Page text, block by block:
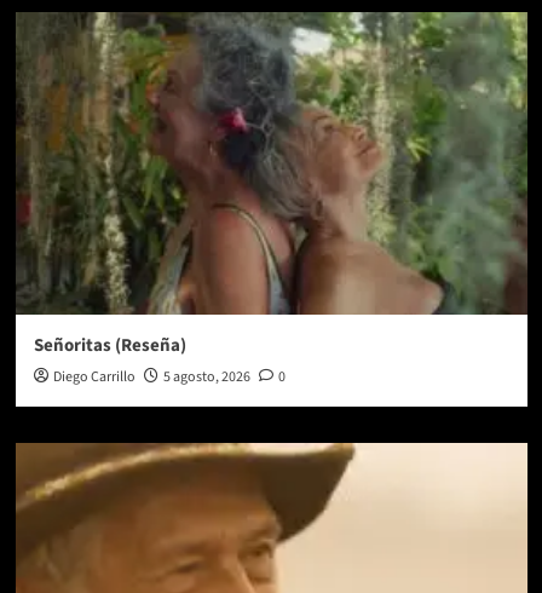
Señoritas (Reseña)
Diego Carrillo 5 agosto, 2026 0